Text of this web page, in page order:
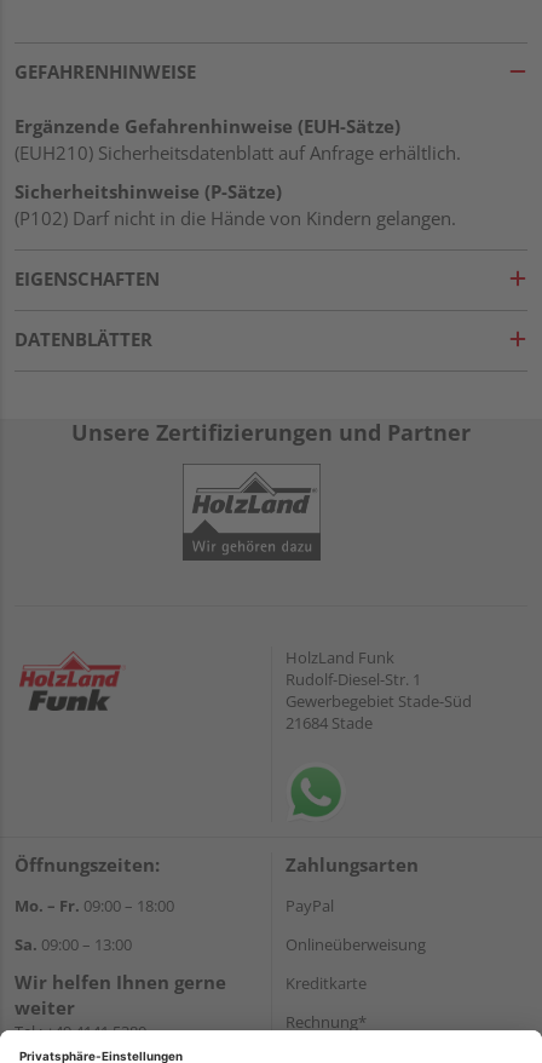
GEFAHRENHINWEISE
Ergänzende Gefahrenhinweise (EUH-Sätze)
(EUH210) Sicherheitsdatenblatt auf Anfrage erhältlich.
Sicherheitshinweise (P-Sätze)
(P102) Darf nicht in die Hände von Kindern gelangen.
EIGENSCHAFTEN
DATENBLÄTTER
Unsere Zertifizierungen und Partner
HolzLand Funk
Rudolf-Diesel-Str. 1
Gewerbegebiet Stade-Süd
21684 Stade
Öffnungszeiten:
Mo. – Fr. 09:00 – 18:00
Sa. 09:00 – 13:00
Wir helfen Ihnen gerne
weiter
Tel.:+49 4141 5380
E-Mail:shop@holzland-funk.de
Zahlungsarten
PayPal
Onlineüberweisung
Kreditkarte
Rechnung*